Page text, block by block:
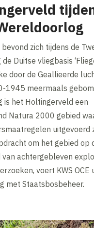
zich tijdens de
Duitse vliegbasis
door de Geallieerde
1945 meermaals
is het Holtingerveld een
Natura 2000 gebied
uitgevoerd
om het gebied op
van achtergebleven
voert KWS OCE
met Staatsbosbeheer.